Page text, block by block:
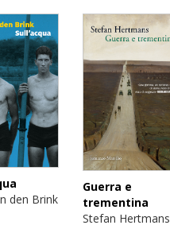
den Brink
Guerra e
trementina
Stefan Hertmans